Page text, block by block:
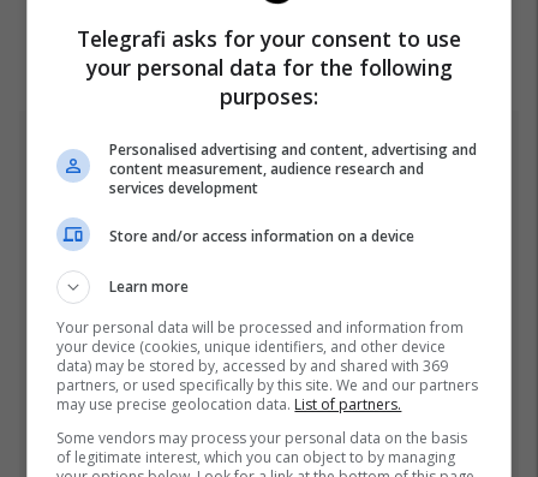
Top 5
Kosovës për krime lufte,
Seanca konstituive
vazhdon sot në ora 11:00
06/08/2026
Telegrafi asks for your consent to use
your personal data for the following
purposes:
Personalised advertising and content, advertising and
content measurement, audience research and
services development
Store and/or access information on a device
Learn more
Your personal data will be processed and information from
your device (cookies, unique identifiers, and other device
data) may be stored by, accessed by and shared with 369
partners, or used specifically by this site. We and our partners
may use precise geolocation data. List of partners.
Some vendors may process your personal data on the basis
of legitimate interest, which you can object to by managing